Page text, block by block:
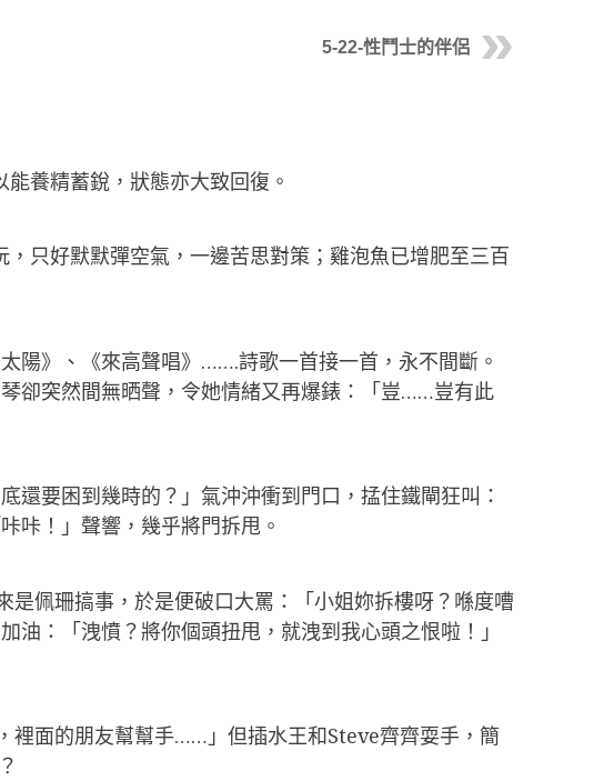
5-22-性鬥士的伴侶
養精蓄銳，狀態亦大致回復。
只好默默彈空氣，一邊苦思對策；雞泡魚已增肥至三百
陽》、《來高聲唱》…….詩歌一首接一首，永不間斷。
卻突然間無晒聲，令她情緒又再爆錶：「豈……豈有此
還要困到幾時的？」氣沖沖衝到門口，掹住鐵閘狂叫：
咔！」聲響，幾乎將門拆甩。
佩珊搞事，於是便破口大罵：「小姐妳拆樓呀？喺度嘈
：「洩憤？將你個頭扭甩，就洩到我心頭之恨啦！」
裡面的朋友幫幫手……」但插水王和Steve齊齊耍手，簡